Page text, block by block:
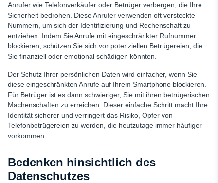
Anrufer wie Telefonverkäufer oder Betrüger verbergen, die Ihre
Sicherheit bedrohen. Diese Anrufer verwenden oft versteckte
Nummern, um sich der Identifizierung und Rechenschaft zu
entziehen. Indem Sie Anrufe mit eingeschränkter Rufnummer
blockieren, schützen Sie sich vor potenziellen Betrügereien, die
Sie finanziell oder emotional schädigen könnten.
Der Schutz Ihrer persönlichen Daten wird einfacher, wenn Sie
diese eingeschränkten Anrufe auf Ihrem Smartphone blockieren.
Für Betrüger ist es dann schwieriger, Sie mit ihren betrügerischen
Machenschaften zu erreichen. Dieser einfache Schritt macht Ihre
Identität sicherer und verringert das Risiko, Opfer von
Telefonbetrügereien zu werden, die heutzutage immer häufiger
vorkommen.
Bedenken hinsichtlich des
Datenschutzes